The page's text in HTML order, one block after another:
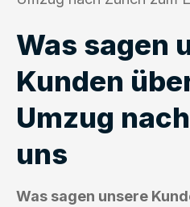
Was sagen
Kunden
Umzug
uns
Was sagen unsere